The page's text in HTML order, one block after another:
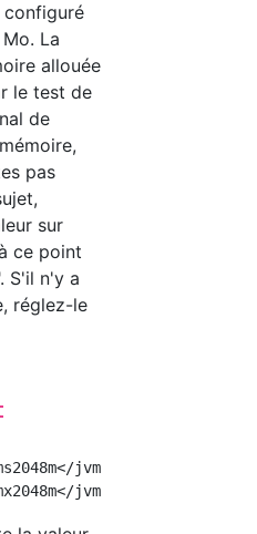
configuré
La
allouée
le test de
de
pas
sur
ce point
S'il n'y a
réglez-le
jvm-options>